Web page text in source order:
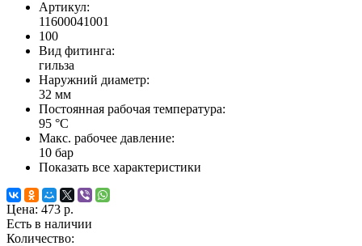
Артикул:
11600041001
100
Вид фитинга:
гильза
Наружний диаметр:
32 мм
Постоянная рабочая температура:
95 °C
Макс. рабочее давление:
10 бар
Показать все характеристики
Цена: 473 р.
Есть в наличии
Количество: